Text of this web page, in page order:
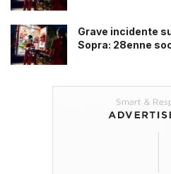
Grave incidente
Sopra: 28enne